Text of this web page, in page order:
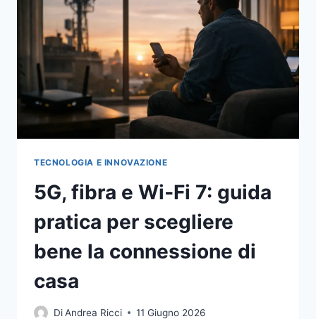
EFFETTI
RESTANO
NELL’ITALIA
OGGI
TECNOLOGIA E INNOVAZIONE
5G, fibra e Wi‑Fi 7: guida
pratica per scegliere
bene la connessione di
casa
DiAndrea Ricci 11 Giugno 2026